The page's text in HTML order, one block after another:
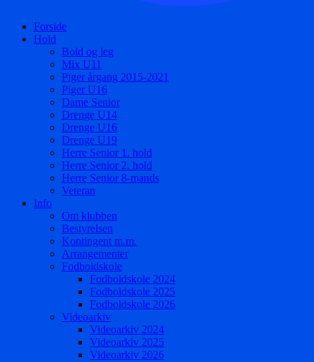
Forside
Hold
Bold og leg
Mix U11
Piger årgang 2015-2021
Piger U16
Dame Senior
Drenge U14
Drenge U16
Drenge U19
Herre Senior 1. hold
Herre Senior 2. hold
Herre Senior 8-mands
Veteran
Info
Om klubben
Bestyrelsen
Kontingent m.m.
Arrangementer
Fodboldskole
Fodboldskole 2024
Fodboldskole 2025
Fodboldskole 2026
Videoarkiv
Videoarkiv 2024
Videoarkiv 2025
Videoarkiv 2026